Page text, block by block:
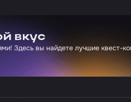
вкус
Здесь вы найдете лучшие квест-